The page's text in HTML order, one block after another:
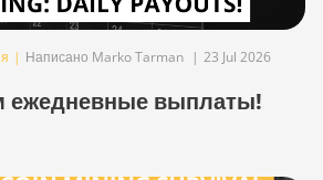
| Написано Marko Tarman | 23 Jul 2026
ежедневные выплаты!